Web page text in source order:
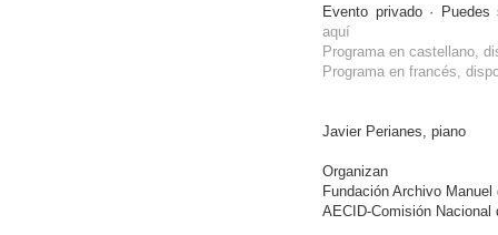
Evento privado ·
aquí
Programa en castellano,
Programa en francés,
Javier Perianes, piano
Organizan
Fundación Archivo Manuel
AECID-Comisión Nacional